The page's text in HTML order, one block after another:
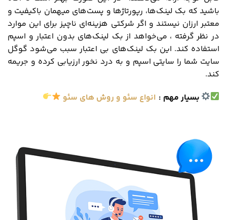
باشید که بک ‌لینک‌ها، رپورتاژها و پست‌های میهمان باکیفیت و
معتبر ارزان نیستند و اگر شرکتی هزینه‌ای ناچیز برای این موارد
در نظر گرفته ، می‌خواهد از بک ‌لینک‌های بدون ‌اعتبار و اسپم
استفاده کند. این بک ‌لینک‌های بی ‌اعتبار سبب می‌شود گوگل
سایت شما را سایتی اسپم و به ‌درد نخور ارزیابی کرده و جریمه
کند.
بسیار مهم :انواع سئو و روش های سئو